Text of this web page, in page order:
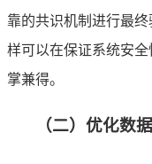
靠的共识机制进行最
样可以在保证系统安
掌兼得。
（二）优化数